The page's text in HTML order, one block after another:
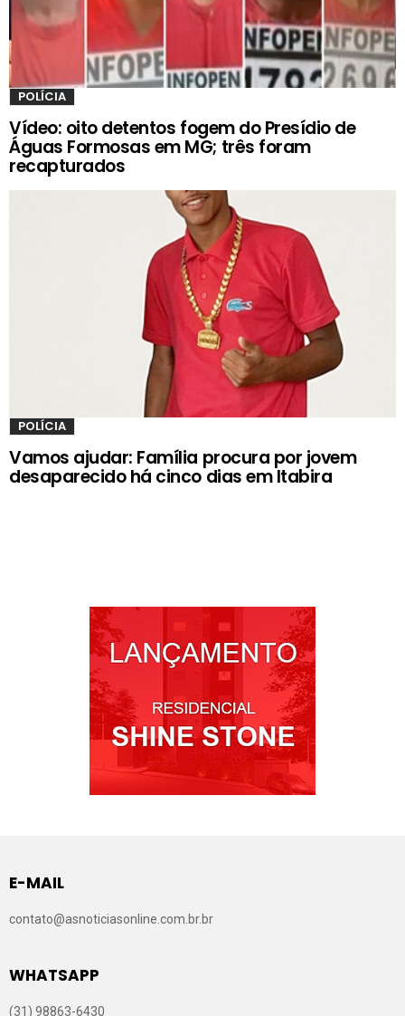
POLÍCIA
Vídeo: oito detentos fogem do Presídio de
Águas Formosas em MG; três foram
recapturados
POLÍCIA
Vamos ajudar: Família procura por jovem
desaparecido há cinco dias em Itabira
E-MAIL
contato@asnoticiasonline.com.br.br
WHATSAPP
(31) 98863-6430